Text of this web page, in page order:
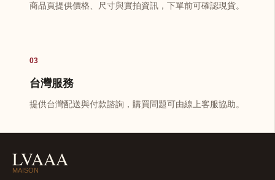
商品頁提供價格、尺寸與實拍資訊，下單前可確認現貨。
03
台灣服務
提供台灣配送與付款諮詢，購買問題可由線上客服協助。
LVAAA
MAISON